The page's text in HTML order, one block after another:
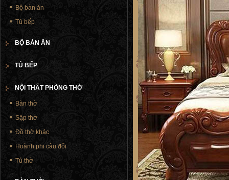
Bộ bàn ăn
Tủ bếp
BỘ BÀN ĂN
TỦ BẾP
NỘI THẤT PHÒNG THỜ
Bàn thờ
Sập thờ
Đồ thờ khác
Hoành phi câu đối
Tủ thờ